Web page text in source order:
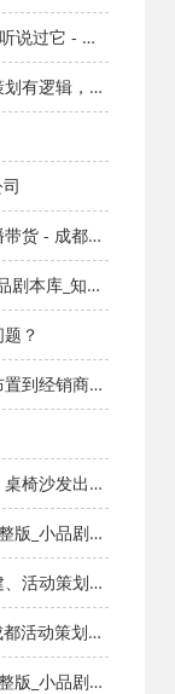
网
说过它 - 红
有逻辑，节
筹全局，让
货 - 成都活
剧本库_知识
_文档网
？
到经销商大
椅沙发出
议桌椅，洽
版_小品剧本
_文案网_文
活动策划、
活动策划公
版_小品剧本